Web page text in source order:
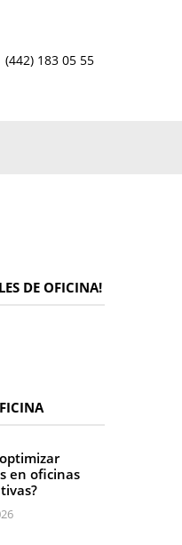
(442) 183 05 55
DE OFICINA!
en oficinas